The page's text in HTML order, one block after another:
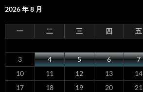
2026 年 8 月
一 二 三 四 五
3
4 5 6 7
10
11 12 13 14
17
18 19 20 21